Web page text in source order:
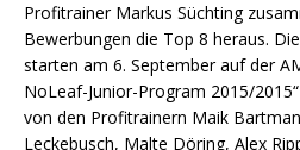
Profitrainer Markus Süchting
Bewerbungen die Top 8 heraus.
starten am 6. September auf der
NoLeaf-Junior-Program 2015/
von den Profitrainern Maik
Leckebusch, Malte Döring, Alex